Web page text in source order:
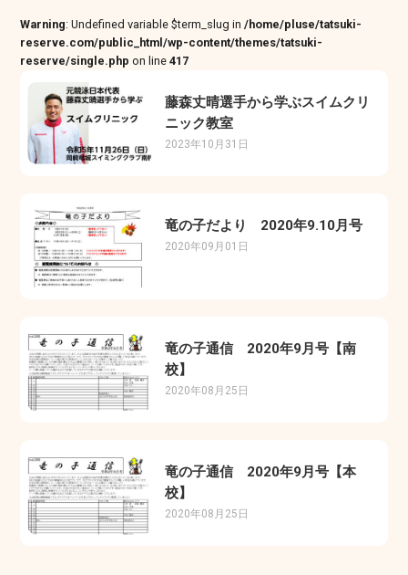
Warning: Undefined variable $term_slug in/home/pluse/tatsuki-
reserve.com/public_html/wp-content/themes/tatsuki-
reserve/single.php on line417
藤森丈晴選手から学ぶスイムクリ
ニック教室
2023年10月31日
竜の子だより 2020年9.10月号
2020年09月01日
竜の子通信 2020年9月号【南
校】
2020年08月25日
竜の子通信 2020年9月号【本
校】
2020年08月25日